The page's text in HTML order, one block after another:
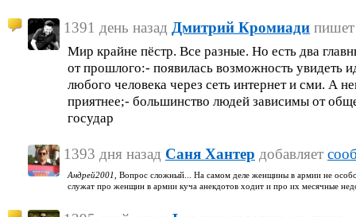
1391 день назад Дмитрий Кромиади
Мир крайне пёстр. Все разные. Но есть два
от прошлого:- появилась возможность увидеть
любого человека через сеть интернет и сми. А
приятнее;- большинство людей зависимы от
государ
1393 дня назад Саня Хантер добавляет
Андрей2001,
Вопрос сложный... На самом деле женщины в армии не
служат про женщин в армии куча анекдотов ходит и про их месячные